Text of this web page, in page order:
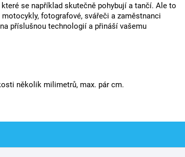
které se například skutečně pohybují a tančí. Ale to
fotografové, svářeči a zaměstnanci
příslušnou technologií a přináší vašemu
několik milimetrů, max. pár cm.